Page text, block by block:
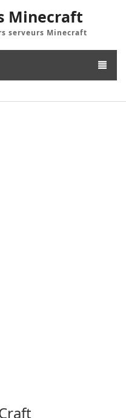
Minecraft
serveurs Minecraft